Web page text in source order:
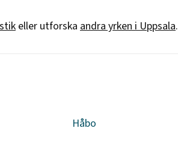
eller utforska andra yrken iUppsala.
Håbo